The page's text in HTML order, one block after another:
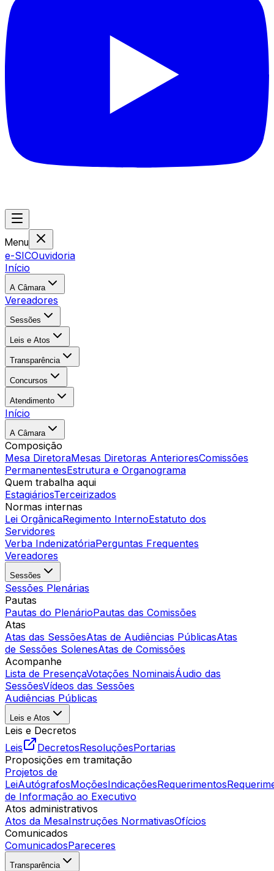
Menu
e-SICOuvidoria
Início
A Câmara
Vereadores
Sessões
Leis e Atos
Transparência
Concursos
Atendimento
Início
A Câmara
Composição
Mesa DiretoraMesas Diretoras AnterioresComissões
PermanentesEstrutura e Organograma
Quem trabalha aqui
EstagiáriosTerceirizados
Normas internas
Lei OrgânicaRegimento InternoEstatuto dos
Servidores
Verba IndenizatóriaPerguntas Frequentes
Vereadores
Sessões
Sessões Plenárias
Pautas
Pautas do PlenárioPautas das Comissões
Atas
Atas das SessõesAtas de Audiências PúblicasAtas
de Sessões SolenesAtas de Comissões
Acompanhe
Lista de PresençaVotações NominaisÁudio das
SessõesVídeos das Sessões
Audiências Públicas
Leis e Atos
Leis e Decretos
Leis
DecretosResoluçõesPortarias
Proposições em tramitação
Projetos de
LeiAutógrafosMoçõesIndicaçõesRequerimentos
de Informação ao Executivo
Atos administrativos
Atos da MesaInstruções NormativasOfícios
Comunicados
ComunicadosPareceres
Transparência